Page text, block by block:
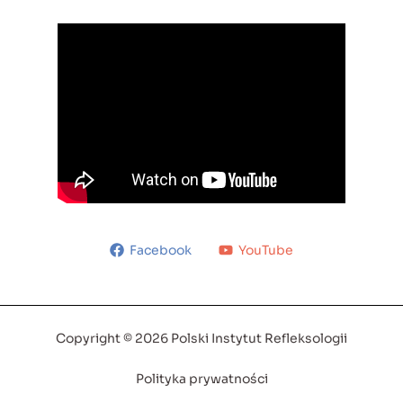
Facebook YouTube
Copyright © 2026 Polski Instytut Refleksologii
Polityka prywatności